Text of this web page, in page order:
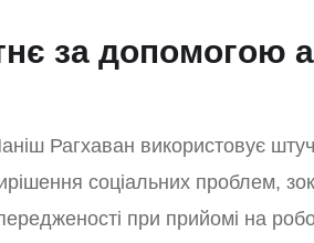
за допомогою
Рагхаван використовує
соціальних проблем,
при прийомі на